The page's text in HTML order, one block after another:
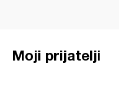
Moji prijatelji